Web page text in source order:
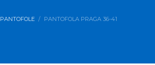
PANTOFOLE PANTOFOLA PRAGA 36-41